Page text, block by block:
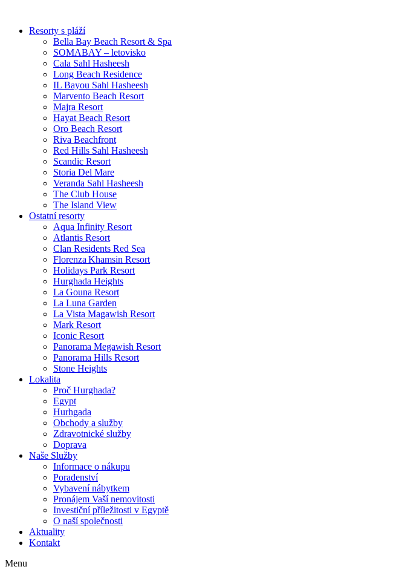
obsahuResorty s pláží
Bella Bay Beach Resort & Spa
SOMABAY – letovisko
Cala Sahl Hasheesh
Long Beach Residence
IL Bayou Sahl Hasheesh
Marvento Beach Resort
Majra Resort
Hayat Beach Resort
Oro Beach Resort
Riva Beachfront
Red Hills Sahl Hasheesh
Scandic Resort
Storia Del Mare
Veranda Sahl Hasheesh
The Club House
The Island View
Ostatní resorty
Aqua Infinity Resort
Atlantis Resort
Clan Residents Red Sea
Florenza Khamsin Resort
Holidays Park Resort
Hurghada Heights
La Gouna Resort
La Luna Garden
La Vista Magawish Resort
Mark Resort
Iconic Resort
Panorama Megawish Resort
Panorama Hills Resort
Stone Heights
Lokalita
Proč Hurghada?
Egypt
Hurhgada
Obchody a služby
Zdravotnické služby
Doprava
Naše Služby
Informace o nákupu
Poradenství
Vybavení nábytkem
Pronájem Vaší nemovitosti
Investiční příležitosti v Egyptě
O naší společnosti
Aktuality
Kontakt
Menu